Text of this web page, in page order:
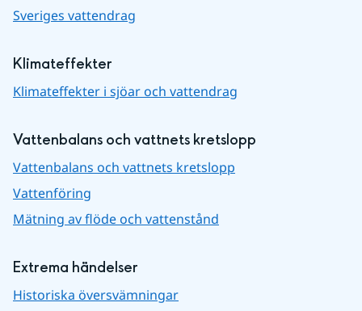
Sveriges vattendrag
Klimateffekter
Klimateffekter i sjöar och vattendrag
Vattenbalans och vattnets kretslopp
Vattenbalans och vattnets kretslopp
Vattenföring
Mätning av flöde och vattenstånd
Extrema händelser
Historiska översvämningar